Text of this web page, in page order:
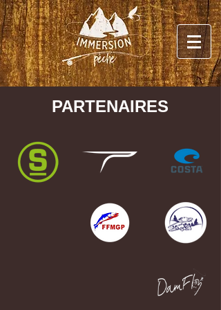
PARTENAIRES